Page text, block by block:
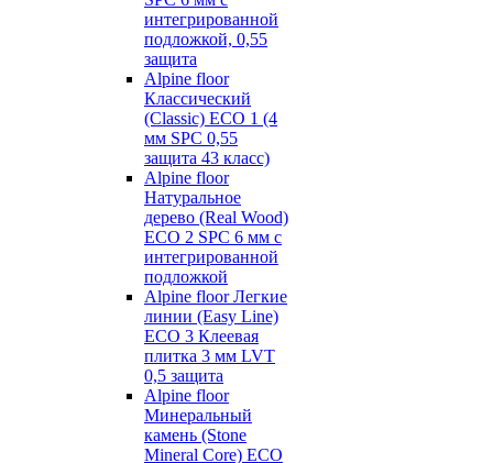
интегрированной
подложкой, 0,55
защита
Alpine floor
Классический
(Classic) ECO 1 (4
мм SPC 0,55
защита 43 класс)
Alpine floor
Натуральное
дерево (Real Wood)
ECO 2 SPC 6 мм с
интегрированной
подложкой
Alpine floor Легкие
линии (Easy Line)
ECO 3 Клеевая
плитка 3 мм LVT
0,5 защита
Alpine floor
Минеральный
камень (Stone
Mineral Core) ECO